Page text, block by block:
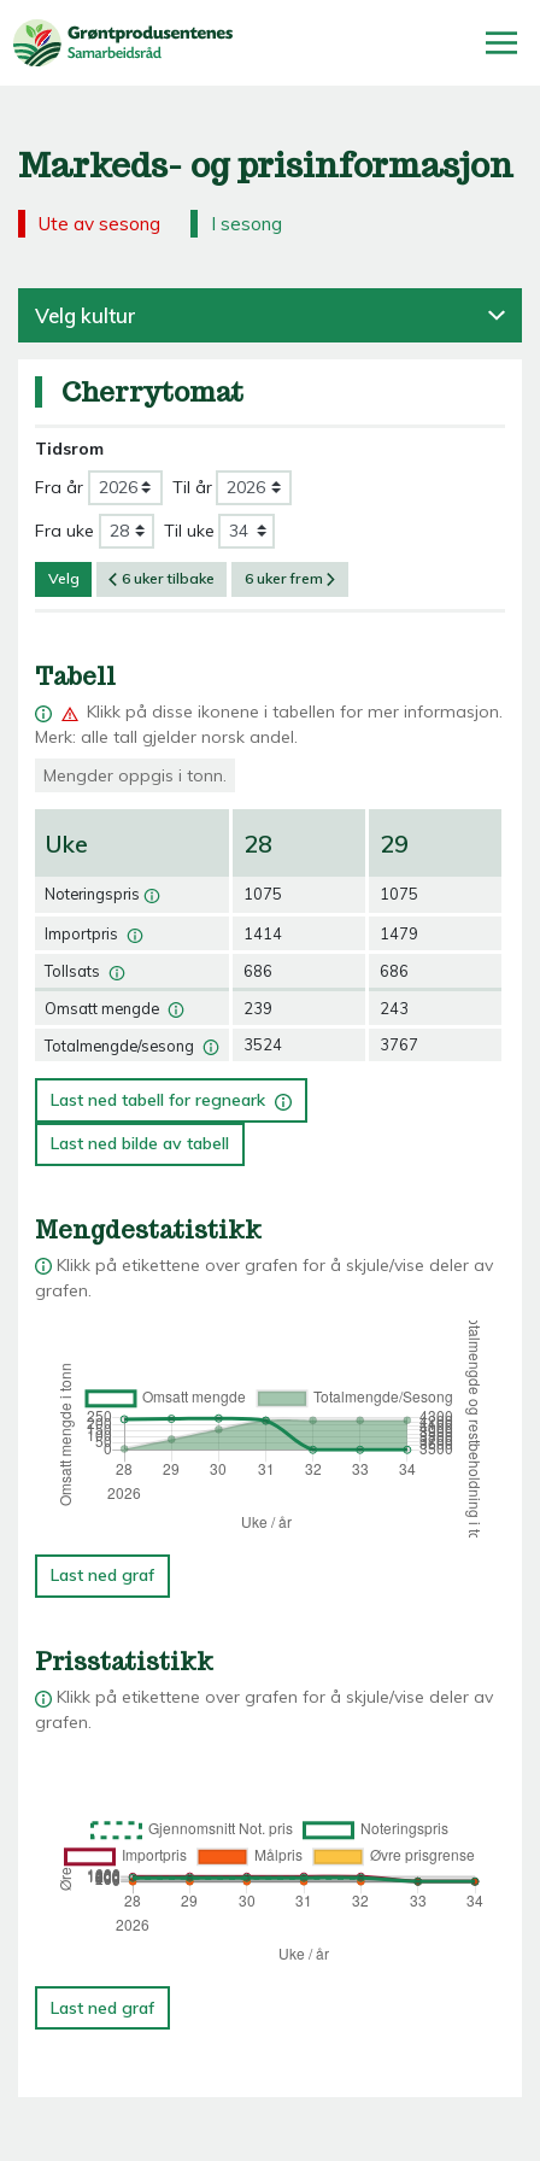
Markeds- og prisinformasjon
Ute av sesong I sesong
Velg kultur
Cherrytomat
Tidsrom
Fra år
Til år
Fra uke Til uke
Velg 6 uker tilbake 6 uker frem
Tabell
Klikk på disse ikonene i tabellen for mer informasjon.
Merk: alle tall gjelder norsk andel.
Mengder oppgis i tonn.
Uke
Noteringspris
Importpris
Tollsats
Omsatt mengde
Totalmengde/sesong
28
1075
1414
686
239
3524
29
1075
1479
686
243
3767
Last ned tabell for regneark
Last ned bilde av tabell
Mengdestatistikk
Klikk på etikettene over grafen for å skjule/vise deler av
grafen.
Last ned graf
Prisstatistikk
Klikk på etikettene over grafen for å skjule/vise deler av
grafen.
Last ned graf